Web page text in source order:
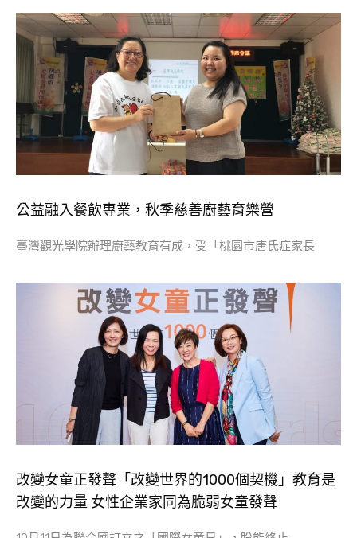
公益融入餐飲專業，秋季慈善廚藝育樂營
臺灣觀光學院辦理廚藝教育有成，受「桃園市唐氏症家長
改變女童正發聲「改變世界的1000個契機」教育是
改變的力量 女性企業家同為脆弱女童發聲